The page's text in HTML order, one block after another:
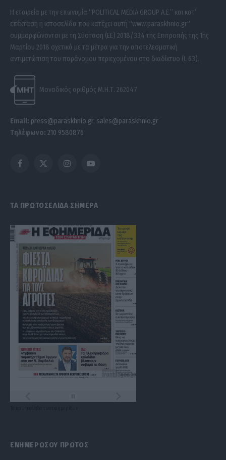
Η εταιρεία με την επωνυμία “POLITICAL MEDIA GROUP A.E.” και κατ’
επέκταση η ιστοσελίδα που κατέχει αυτή “www.paraskhnio.gr”
συμμορφώνονται με τη Σύσταση (ΕΕ) 2018/334 της Επιτροπής της 1ης
Μαρτίου 2018 σχετικά με τα μέτρα για την αποτελεσματική
αντιμετώπιση του παράνομου περιεχομένου στο διαδίκτυο (L 63).
Μοναδικός αριθμός Μ.Η.Τ. 262047
Email: press@paraskhnio.gr, sales@paraskhnio.gr
Τηλέφωνο: 210 9580876
Facebook
X
InstagramYouTube
ΤΑ ΠΡΩΤΟΣΕΛΙΔΑ ΣΗΜΕΡΑ
ΕΝΗΜΕΡΩΣΟΥ ΠΡΩΤΟΣ